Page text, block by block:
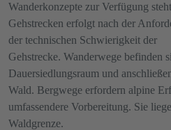
Wanderkonzepte zur Verfügung
Gehstrecken erfolgt nach der
der technischen Schwierigkeit der
Gehstrecke. Wanderwege befinden
Dauersiedlungsraum und
Wald. Bergwege erfordern alpine
umfassendere Vorbereitung. Sie
Waldgrenze.